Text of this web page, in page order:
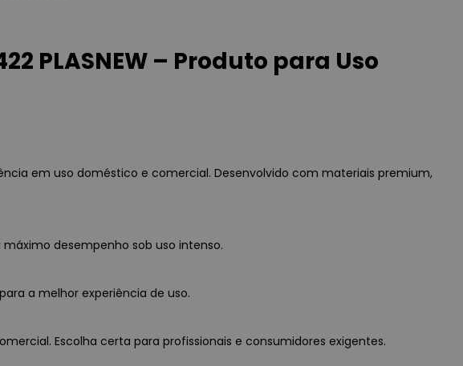
PLASNEW – Produto para Uso
em uso doméstico e comercial. Desenvolvido com materiais premium,
desempenho sob uso intenso.
a melhor experiência de uso.
Escolha certa para profissionais e consumidores exigentes.